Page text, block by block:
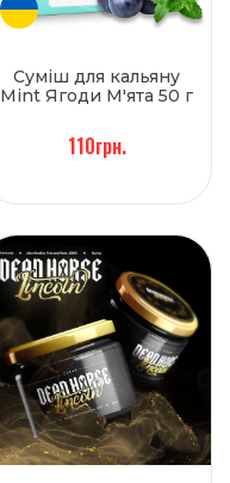
Суміш для кальяну
Mint Ягоди М'ята 50 г
110грн.